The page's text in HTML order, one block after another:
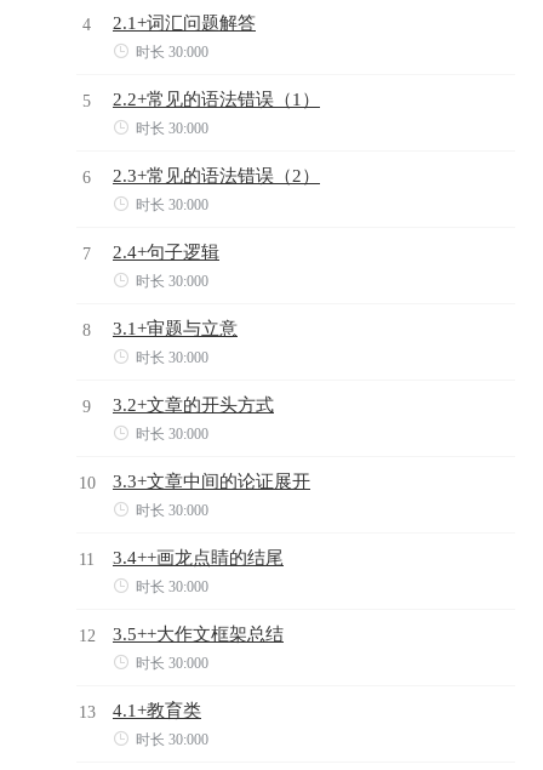
4 2.1+词汇问题解答
 时长 30:000
5 2.2+常见的语法错误（1）
 时长 30:000
6 2.3+常见的语法错误（2）
 时长 30:000
7 2.4+句子逻辑
 时长 30:000
8 3.1+审题与立意
 时长 30:000
9 3.2+文章的开头方式
 时长 30:000
10 3.3+文章中间的论证展开
 时长 30:000
11 3.4++画龙点睛的结尾
 时长 30:000
12 3.5++大作文框架总结
 时长 30:000
13 4.1+教育类
 时长 30:000